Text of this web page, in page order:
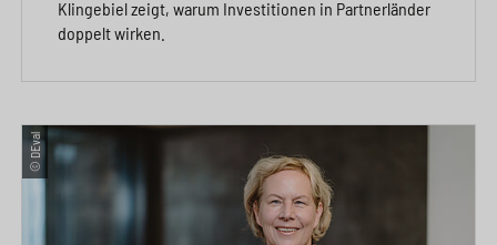
Klingebiel zeigt, warum Investitionen in Partnerländer
doppelt wirken.
© DEval